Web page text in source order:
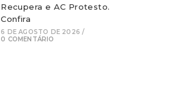
Recupera e AC Protesto.
Confira
6 DE AGOSTO DE 2026 /
0 COMENTÁRIO